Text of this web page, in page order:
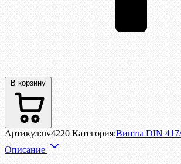
В корзину
Артикул:uv4220 Категория:Винты DIN
Описание